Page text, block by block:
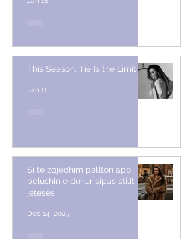
This Season, Tie Is the Limit
Jan 11
Si të zgjedhim pallton apo
pelushin e duhur sipas stilit të
jetesës
Dec 14, 2025